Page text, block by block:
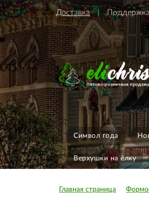
Доставка
Символ года
Верхушки на ёлку
Главная страница